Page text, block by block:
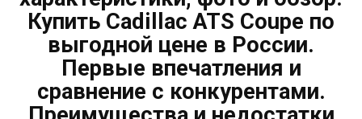
Купить Cadillac ATS Coupe по
выгодной цене в России.
Первые впечатления и
сравнение с конкурентами.